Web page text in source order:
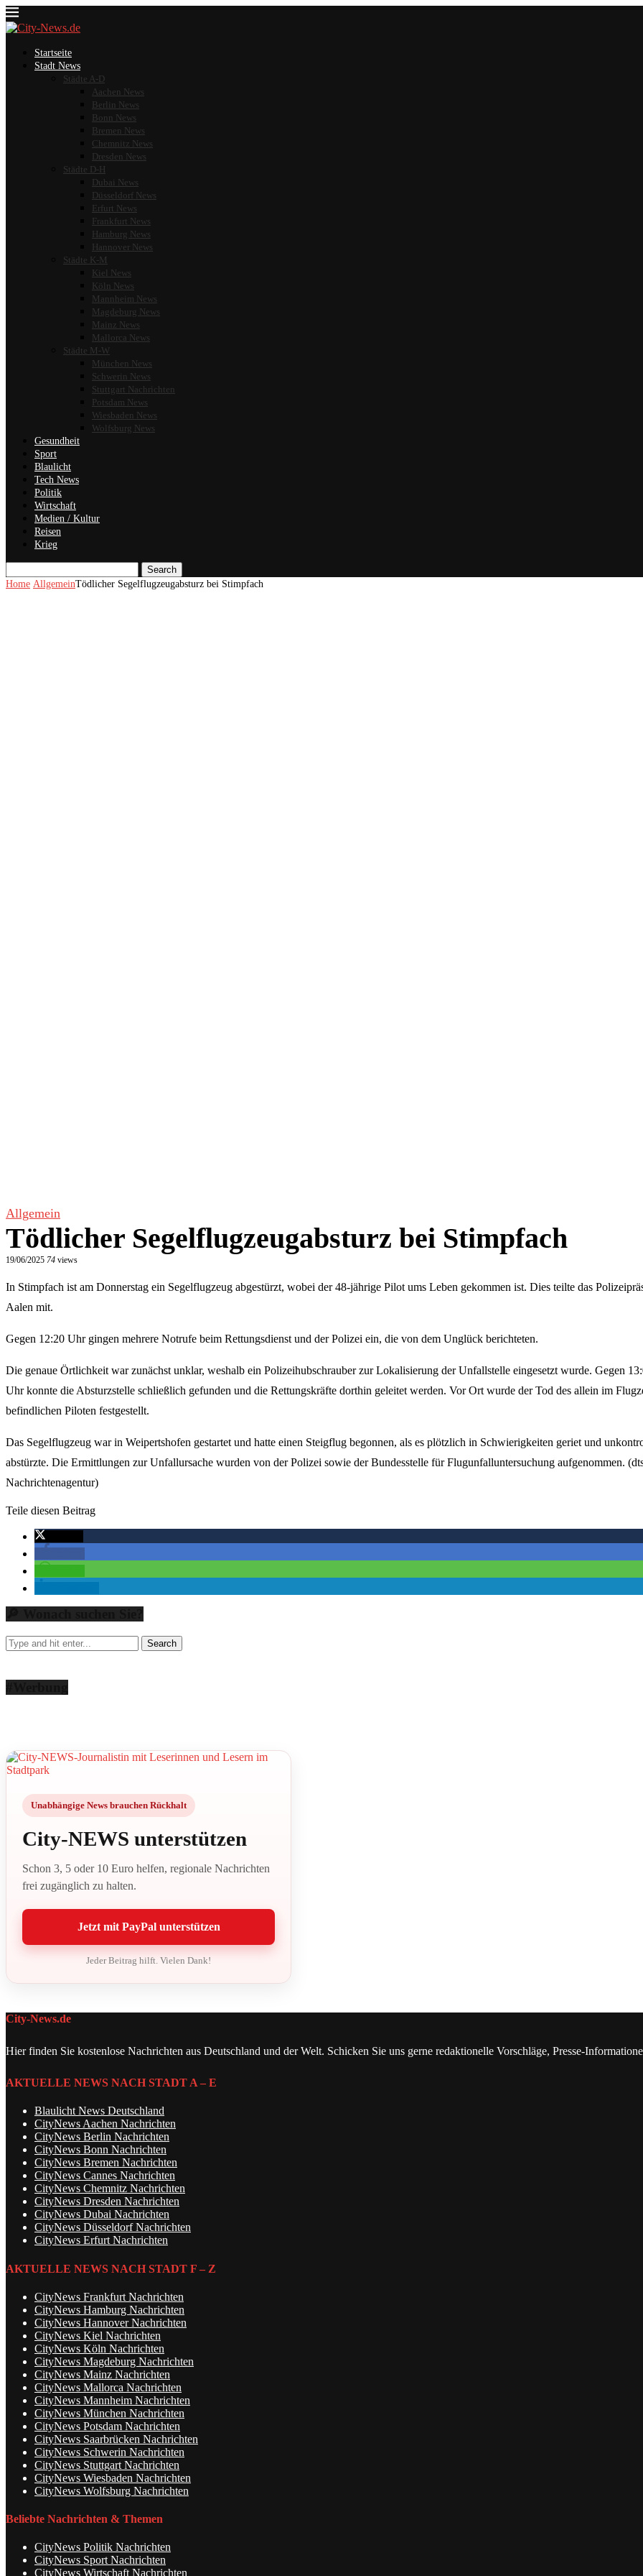
Startseite
Stadt News
Städte A-D
Aachen News
Berlin News
Bonn News
Bremen News
Chemnitz News
Dresden News
Städte D-H
Dubai News
Düsseldorf News
Erfurt News
Frankfurt News
Hamburg News
Hannover News
Städte K-M
Kiel News
Köln News
Mannheim News
Magdeburg News
Mainz News
Mallorca News
Städte M-W
München News
Schwerin News
Stuttgart Nachrichten
Potsdam News
Wiesbaden News
Wolfsburg News
Gesundheit
Sport
Blaulicht
Tech News
Politik
Wirtschaft
Medien / Kultur
Reisen
Krieg
Search
Home AllgemeinTödlicher Segelflugzeugabsturz bei Stimpfach
Allgemein
Tödlicher Segelflugzeugabsturz bei Stimpfach
19/06/2025 74 views
In Stimpfach ist am Donnerstag ein Segelflugzeug abgestürzt, wobei der 48-jährige Pilot ums Leben gekommen ist. Dies teilte das
Aalen mit.
Gegen 12:20 Uhr gingen mehrere Notrufe beim Rettungsdienst und der Polizei ein, die von dem Unglück berichteten.
Die genaue Örtlichkeit war zunächst unklar, weshalb ein Polizeihubschrauber zur Lokalisierung der Unfallstelle eingesetzt wurde. Gegen
Uhr konnte die Absturzstelle schließlich gefunden und die Rettungskräfte dorthin geleitet werden. Vor Ort wurde der Tod des allein im
befindlichen Piloten festgestellt.
Das Segelflugzeug war in Weipertshofen gestartet und hatte einen Steigflug begonnen, als es plötzlich in Schwierigkeiten geriet und
abstürzte. Die Ermittlungen zur Unfallursache wurden von der Polizei sowie der Bundesstelle für Flugunfalluntersuchung aufgenommen.
Nachrichtenagentur)
Teile diesen Beitrag
Unabhängige News brauchen Rückhalt
City-NEWS unterstützen
Schon 3, 5 oder 10 Euro helfen, regionale Nachrichten
frei zugänglich zu halten.
Jetzt mit PayPal unterstützen
Jeder Beitrag hilft. Vielen Dank!
City-News.de
Hier finden Sie kostenlose Nachrichten aus Deutschland und der Welt. Schicken Sie uns gerne redaktionelle Vorschläge, Presse-
AKTUELLE NEWS NACH STADT A – E
Blaulicht News Deutschland
CityNews Aachen Nachrichten
CityNews Berlin Nachrichten
CityNews Bonn Nachrichten
CityNews Bremen Nachrichten
CityNews Cannes Nachrichten
CityNews Chemnitz Nachrichten
CityNews Dresden Nachrichten
CityNews Dubai Nachrichten
CityNews Düsseldorf Nachrichten
CityNews Erfurt Nachrichten
AKTUELLE NEWS NACH STADT F – Z
CityNews Frankfurt Nachrichten
CityNews Hamburg Nachrichten
CityNews Hannover Nachrichten
CityNews Kiel Nachrichten
CityNews Köln Nachrichten
CityNews Magdeburg Nachrichten
CityNews Mainz Nachrichten
CityNews Mallorca Nachrichten
CityNews Mannheim Nachrichten
CityNews München Nachrichten
CityNews Potsdam Nachrichten
CityNews Saarbrücken Nachrichten
CityNews Schwerin Nachrichten
CityNews Stuttgart Nachrichten
CityNews Wiesbaden Nachrichten
CityNews Wolfsburg Nachrichten
Beliebte Nachrichten & Themen
CityNews Politik Nachrichten
CityNews Sport Nachrichten
CityNews Wirtschaft Nachrichten